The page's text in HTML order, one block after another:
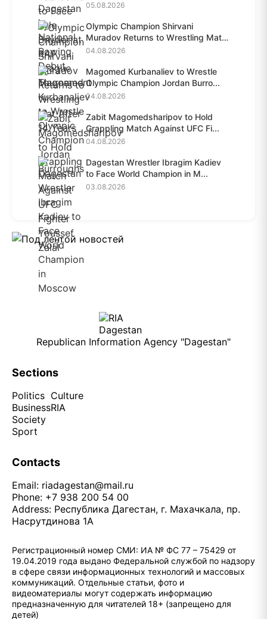
05.08.2026
Olympic Champion Shirvani
Muradov Returns to Wrestling Mat
A...
04.08.2026
Magomed Kurbanaliev to Wrestle
Olympic Champion Jordan Burro...
04.08.2026
Zabit Magomedsharipov to Hold
Grappling Match Against UFC Fi...
04.08.2026
Dagestan Wrestler Ibragim Kadiev
to Face World Champion in M...
03.08.2026
Republican Information Agency "Dagestan"
Sections
Politics
Business
Society
Sport
Culture
RIA
Contacts
Email: riadagestan@mail.ru
Phone: +7 938 200 54 00
Address: Республика Дагестан, г. Махачкала, пр.
Насрутдинова 1А
Регистрационный номер СМИ: ИА № ФС 77 – 75429 от
19.04.2019 года выдано Федеральной службой по надзору
в сфере связи информационных технологий и массовых
коммуникаций. Отдельные статьи, фото и
видеоматериалы могут содержать информацию
предназначенную для читателей 18+ (запрещено для
детей)